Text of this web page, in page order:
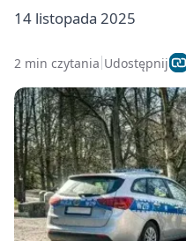
14 listopada 2025
2 min czytania Udostępnij